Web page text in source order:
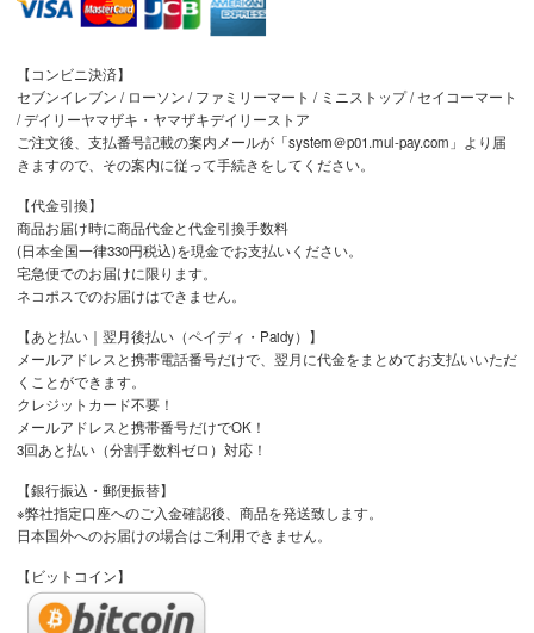
【コンビニ決済】
セブンイレブン / ローソン / ファミリーマート / ミニストップ / セイコーマート
/ デイリーヤマザキ・ヤマザキデイリーストア
ご注文後、支払番号記載の案内メールが「system＠p01.mul-pay.com」より届
きますので、その案内に従って手続きをしてください。
【代金引換】
商品お届け時に商品代金と代金引換手数料
(日本全国一律330円税込)を現金でお支払いください。
宅急便でのお届けに限ります。
ネコポスでのお届けはできません。
【あと払い｜翌月後払い（ペイディ・Paidy）】
メールアドレスと携帯電話番号だけで、翌月に代金をまとめてお支払いいただ
くことができます。
クレジットカード不要！
メールアドレスと携帯番号だけでOK！
3回あと払い（分割手数料ゼロ）対応！
【銀行振込・郵便振替】
※弊社指定口座へのご入金確認後、商品を発送致します。
日本国外へのお届けの場合はご利用できません。
【ビットコイン】